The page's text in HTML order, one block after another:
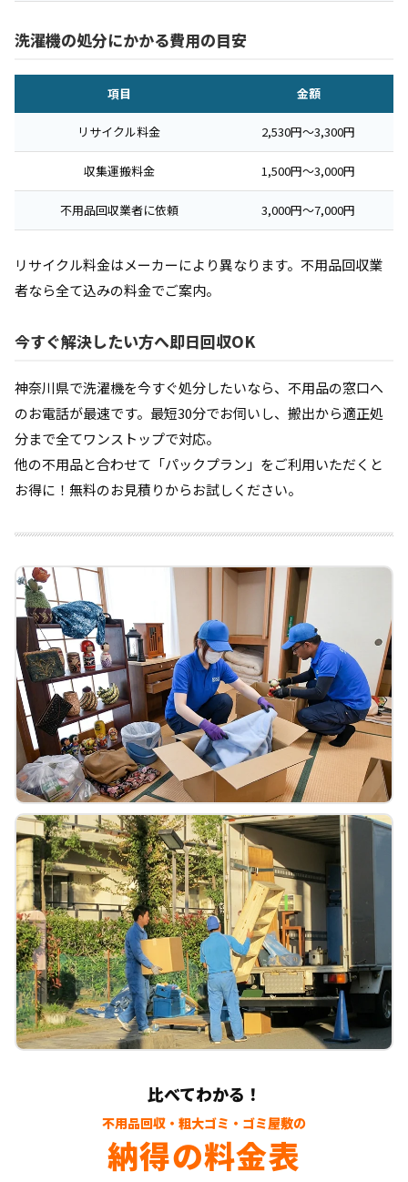
洗濯機の処分にかかる費用の目安
項目 金額
リサイクル料金 2,530円〜3,300円
収集運搬料金 1,500円〜3,000円
不用品回収業者に依頼 3,000円〜7,000円
リサイクル料金はメーカーにより異なります。不用品回収業
者なら全て込みの料金でご案内。
今すぐ解決したい方へ即日回収OK
神奈川県で洗濯機を今すぐ処分したいなら、不用品の窓口へ
のお電話が最速です。最短30分でお伺いし、搬出から適正処
分まで全てワンストップで対応。
他の不用品と合わせて「パックプラン」をご利用いただくと
お得に！無料のお見積りからお試しください。
比べてわかる！
不用品回収・粗大ゴミ・ゴミ屋敷の
納得の料金表